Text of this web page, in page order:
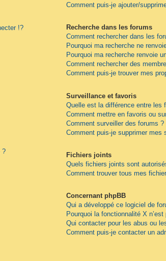
!?
?
Comment puis-je ajouter/
Recherche dans les forums
Comment rechercher dans les
Pourquoi ma recherche ne
Pourquoi ma recherche renvoie
Comment rechercher des
Comment puis-je trouver mes
Surveillance et favoris
Quelle est la différence entre les
Comment mettre en favoris ou
Comment surveiller des forums ?
Comment puis-je supprimer mes
Fichiers joints
Quels fichiers joints sont
Comment trouver tous mes
Concernant phpBB
Qui a développé ce logiciel de
Pourquoi la fonctionnalité X
Qui contacter pour les abus ou
Comment puis-je contacter un